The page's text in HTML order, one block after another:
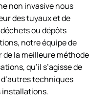
non invasive nous
des tuyaux et de
ou dépôts
notre équipe de
la meilleure méthode
qu’il s’agisse de
techniques
installations.